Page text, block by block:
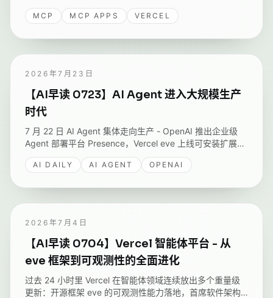
MCP 生态的首选部署平台。这篇文章梳理整个流程。
MCP MCP APPS VERCEL
2026年7月23日
【AI早读 0723】AI Agent 进入大规模生产
时代
7 月 22 日 AI Agent 集体走向生产 - OpenAI 推出企业级
Agent 部署平台 Presence，Vercel eve 上线可安装扩展系
统，monday.com 公开在 Amazon Bedrock 规模化运行
Agent 的架构，GitHub 拆解 Copilot 到底在为什么收费。
AI DAILY AI AGENT OPENAI
2026年7月4日
【AI早读 0704】Vercel 智能体平台 - 从
eve 框架到可观测性的全面进化
过去 24 小时里 Vercel 在智能体领域连续放出多个重量级
更新：开源框架 eve 的可观测性能力落地，首席软件架构